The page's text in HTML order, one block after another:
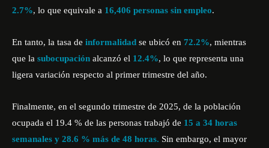
2.7%, lo que equivale a 16,406 personas sin empleo.
En tanto, la tasa de informalidad se ubicó en 72.2%, mientras
que la subocupación alcanzó el 12.4%, lo que representa una
ligera variación respecto al primer trimestre del año.
Finalmente, en el segundo trimestre de 2025, de la población
ocupada el 19.4 % de las personas trabajó de 15 a 34 horas
semanales y 28.6 % más de 48 horas. Sin embargo, el mayor